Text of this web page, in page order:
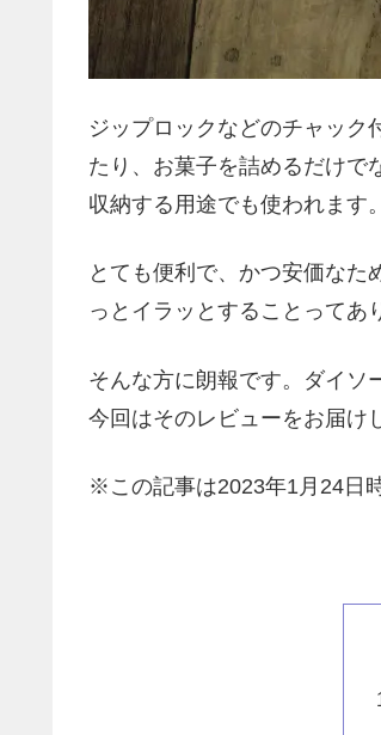
ジップロックなどのチャック
たり、お菓子を詰めるだけで
収納する用途でも使われます。
とても便利で、かつ安価なた
っとイラッとすることってあ
そんな方に朗報です。ダイソ
今回はそのレビューをお届け
※この記事は2023年1月24日